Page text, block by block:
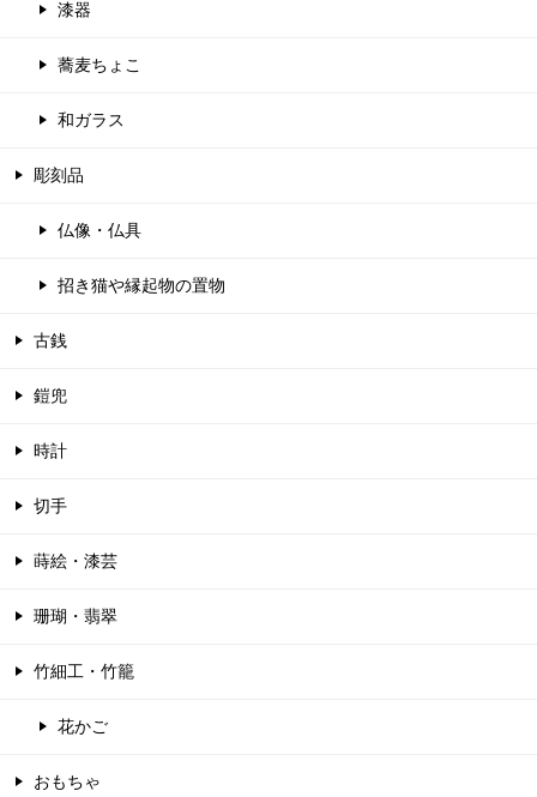
漆器
蕎麦ちょこ
和ガラス
彫刻品
仏像・仏具
招き猫や縁起物の置物
古銭
鎧兜
時計
切手
蒔絵・漆芸
珊瑚・翡翠
竹細工・竹籠
花かご
おもちゃ